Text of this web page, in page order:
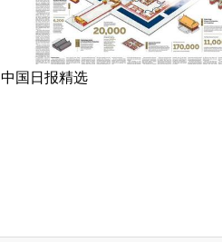
中国日报精选